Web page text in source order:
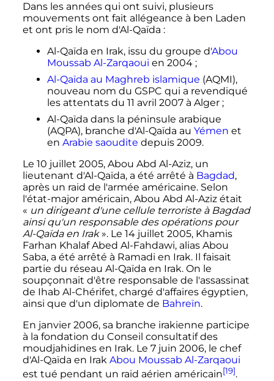
Dans les années qui ont suivi, plusieurs
mouvements ont fait allégeance à ben Laden
et ont pris le nom d'Al-Qaïda :
Al-Qaïda en Irak, issu du groupe d'Abou
Moussab Al-Zarqaoui en 2004 ;
Al-Qaïda au Maghreb islamique (AQMI),
nouveau nom du GSPC qui a revendiqué
les attentats du 11 avril 2007à Alger ;
Al-Qaïda dans la péninsule arabique
(AQPA), branche d'Al-Qaïda au Yémen et
en Arabie saoudite depuis 2009.
Le 10 juillet 2005, Abou Abd Al-Aziz, un
lieutenant d'Al-Qaïda, a été arrêté à Bagdad,
après un raid de l'armée américaine. Selon
l'état-major américain, Abou Abd Al-Aziz était
« un dirigeant d'une cellule terroriste à Bagdad
ainsi qu'un responsable des opérations pour
Al-Qaïda en Irak ». Le 14 juillet 2005, Khamis
Farhan Khalaf Abed Al-Fahdawi, alias Abou
Saba, a été arrêté à Ramadi en Irak. Il faisait
partie du réseau Al-Qaïda en Irak. On le
soupçonnait d'être responsable de l'assassinat
de Ihab Al-Chérifet, chargé d'affaires égyptien,
ainsi que d'un diplomate de Bahreïn.
En janvier 2006, sa branche irakienne participe
à la fondation du Conseil consultatif des
moudjahidines en Irak. Le 7 juin 2006, le chef
d'Al-Qaïda en Irak Abou Moussab Al-Zarqaoui
est tué pendant un raid aérien américain[19].